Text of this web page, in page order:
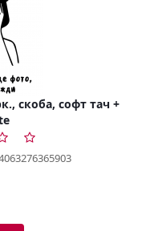
скоба, софт тач +